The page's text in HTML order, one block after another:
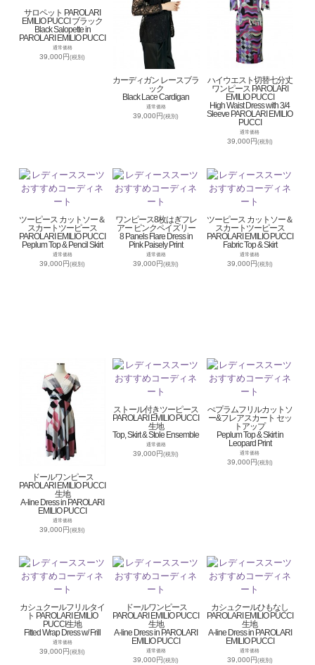
サロペット PAROLARI
EMILIO PUCCI ブラック
Black Salopette in
PAROLARI EMILIO PUCCI
通常価格
39,000円(税別)
カーディガン レースブラ
ック
Black Lace Cardigan
通常価格
39,000円(税別)
ハイウエスト切替七分丈
ワンピース PAROLARI
EMILIO PUCCI
High Waist Dress with 3/4
Sleeve PAROLARI EMILIO
PUCCI
通常価格
39,000円(税別)
ツーピース カットソー＆
スカートツーピース
PAROLARI EMILIO PUCCI
Peplum Top & Pencil Skirt
通常価格
39,000円(税別)
ワンピース8枚はぎフレ
アー ピンクペイズリー
8 Panels Flare Dress in
Pink Paisely Print
通常価格
39,000円(税別)
ツーピース カットソー＆
スカートツーピース
PAROLARI EMILIO PUCCI
Fabric Top & Skirt
通常価格
39,000円(税別)
ドールワンピース
PAROLARI EMILIO PUCCI
生地
A-line Dress in PAROLARI
EMILIO PUCCI
通常価格
39,000円(税別)
ストール付きツーピース
PAROLARI EMILIO PUCCI
生地
Top, Skirt & Stole Ensemble
通常価格
39,000円(税別)
ぺプラムフリルカットソ
ー&フレアスカート セッ
トアップ
Peplum Top & Skirt in
Leopard Print
通常価格
39,000円(税別)
カシュクールフリルタイ
ト PAROLARI EMILIO
PUCCI生地
Fitted Wrap Dress w/ Frill
通常価格
39,000円(税別)
ドールワンピース
PAROLARI EMILIO PUCCI
生地
A-line Dress in PAROLARI
EMILIO PUCCI
通常価格
39,000円(税別)
カシュクールひもなし
PAROLARI EMILIO PUCCI
生地
A-line Dress in PAROLARI
EMILIO PUCCI
通常価格
39,000円(税別)